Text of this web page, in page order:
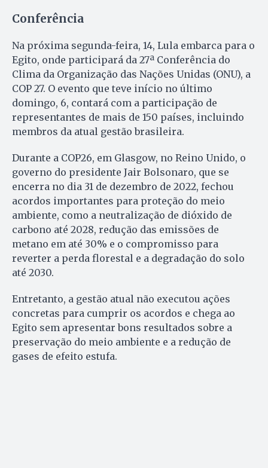
Conferência
Na próxima segunda-feira, 14, Lula embarca para o
Egito, onde participará da 27ª Conferência do
Clima da Organização das Nações Unidas (ONU), a
COP 27. O evento que teve início no último
domingo, 6, contará com a participação de
representantes de mais de 150 países, incluindo
membros da atual gestão brasileira.
Durante a COP26, em Glasgow, no Reino Unido, o
governo do presidente Jair Bolsonaro, que se
encerra no dia 31 de dezembro de 2022, fechou
acordos importantes para proteção do meio
ambiente, como a neutralização de dióxido de
carbono até 2028, redução das emissões de
metano em até 30% e o compromisso para
reverter a perda florestal e a degradação do solo
até 2030.
Entretanto, a gestão atual não executou ações
concretas para cumprir os acordos e chega ao
Egito sem apresentar bons resultados sobre a
preservação do meio ambiente e a redução de
gases de efeito estufa.